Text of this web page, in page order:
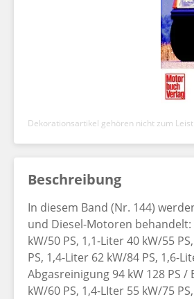
Dekorationsartikel gehören nicht zum
Beschreibung
In diesem Band (Nr. 144)
und Diesel-Motoren behandelt:
kW/50 PS, 1,1-Liter 40 kW/55
PS, 1,4-Liter 62 kW/84 PS, 1,6-
Abgasreinigung 94 kW 128 PS
kW/60 PS, 1,4-LIter 55 kW/75